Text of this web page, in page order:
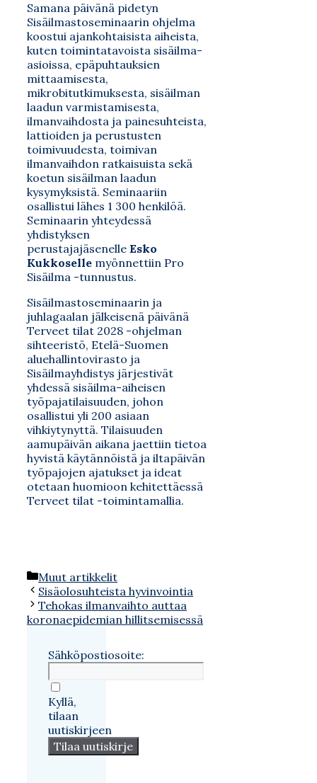
Samana päivänä pidetyn
Sisäilmastoseminaarin ohjelma
koostui ajankohtaisista aiheista,
kuten toimintatavoista sisäilma-
asioissa, epäpuhtauksien
mittaamisesta,
mikrobitutkimuksesta, sisäilman
laadun varmistamisesta,
ilmanvaihdosta ja painesuhteista,
lattioiden ja perustusten
toimivuudesta, toimivan
ilmanvaihdon ratkaisuista sekä
koetun sisäilman laadun
kysymyksistä. Seminaariin
osallistui lähes 1 300 henkilöä.
Seminaarin yhteydessä
yhdistyksen
perustajajäsenelle Esko
Kukkoselle myönnettiin Pro
Sisäilma -tunnustus.
Sisäilmastoseminaarin ja
juhlagaalan jälkeisenä päivänä
Terveet tilat 2028 -ohjelman
sihteeristö, Etelä-Suomen
aluehallintovirasto ja
Sisäilmayhdistys järjestivät
yhdessä sisäilma-aiheisen
työpajatilaisuuden, johon
osallistui yli 200 asiaan
vihkiytynyttä. Tilaisuuden
aamupäivän aikana jaettiin tietoa
hyvistä käytännöistä ja iltapäivän
työpajojen ajatukset ja ideat
otetaan huomioon kehitettäessä
Terveet tilat -toimintamallia.
Kategoriat
Muut artikkelit
Sisäolosuhteista hyvinvointia
Tehokas ilmanvaihto auttaa
koronaepidemian hillitsemisessä
Sähköpostiosoite:
Kyllä,
tilaan
uutiskirjeen